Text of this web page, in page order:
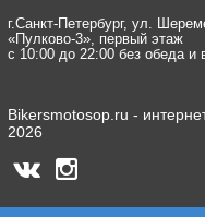
г.Санкт-Петербург, ул.
«Пулково-3», первый этаж
с 10:00 до 22:00 без обеда и
Bikersmotosop.ru -
2026